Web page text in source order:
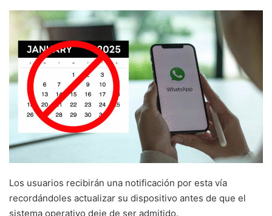
Los usuarios recibirán una notificación por esta vía
recordándoles actualizar su dispositivo antes de que el
sistema operativo deje de ser admitido.